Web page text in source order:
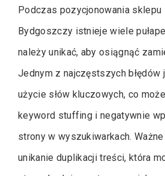
Podczas pozycjonowania
Bydgoszczy istnieje wiele
należy unikać, aby osiągnąć
Jednym z najczęstszych błędów
użycie słów kluczowych, co
keyword stuffing i negatywnie
strony w wyszukiwarkach.
unikanie duplikacji treści, która